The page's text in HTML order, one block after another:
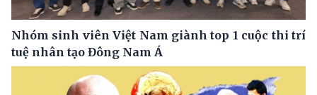
Nhóm sinh viên Việt Nam giành top 1 cuộc thi trí
tuệ nhân tạo Đông Nam Á